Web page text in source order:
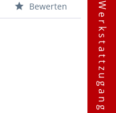
Bewerten Werkstattzugang